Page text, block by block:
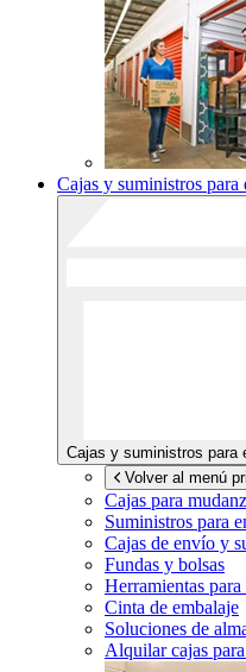
Cajas y suministros para
Cajas y suministros para
Volver al menú
Cajas para
Suministros para
Cajas de envío y
Fundas y bolsas
Herramientas
Cinta de embalaje
Soluciones de
Alquilar cajas